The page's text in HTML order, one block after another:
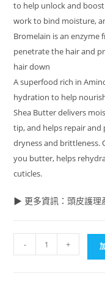
to help unlock and
work to bind moisture,
Bromelain is an
penetrate the hair and
hair down
A superfood rich in
hydration to help
Shea Butter delivers
tip, and helps repair
dryness and brittleness.
you butter, helps
cuticles.
▶ 更多資訊 ：頭皮護理
- +